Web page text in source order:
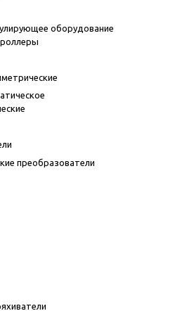
оборудование
преобразователи